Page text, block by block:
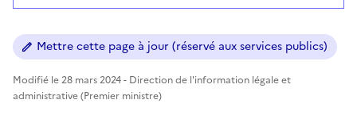
Mettre cette page à jour (réservé aux services publics)
Modifié le 28 mars 2024 - Direction de l'information légale et
administrative (Premier ministre)